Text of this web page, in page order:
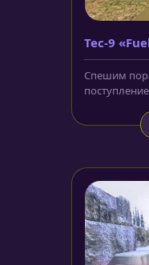
Tec-9
Спешим